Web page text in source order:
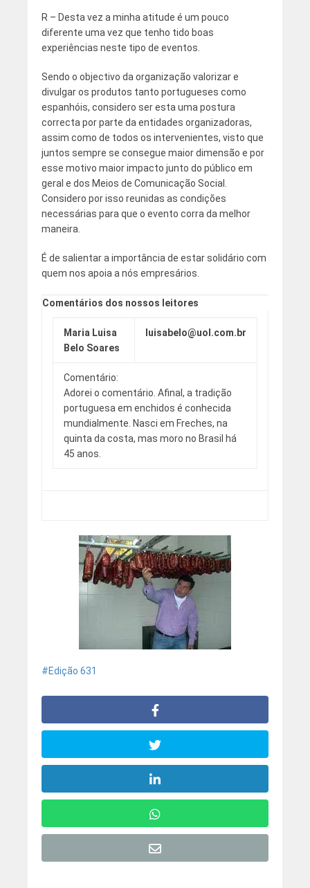
R – Desta vez a minha atitude é um pouco
diferente uma vez que tenho tido boas
experiências neste tipo de eventos.
Sendo o objectivo da organização valorizar e
divulgar os produtos tanto portugueses como
espanhóis, considero ser esta uma postura
correcta por parte da entidades organizadoras,
assim como de todos os intervenientes, visto que
juntos sempre se consegue maior dimensão e por
esse motivo maior impacto junto do público em
geral e dos Meios de Comunicação Social.
Considero por isso reunidas as condições
necessárias para que o evento corra da melhor
maneira.
É de salientar a importância de estar solidário com
quem nos apoia a nós empresários.
Comentários dos nossos leitores
Maria Luisa
Belo Soares
luisabelo@uol.com.br
Comentário:
Adorei o comentário. Afinal, a tradição
portuguesa em enchidos é conhecida
mundialmente. Nasci em Freches, na
quinta da costa, mas moro no Brasil há
45 anos.
Edição 631